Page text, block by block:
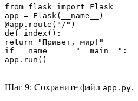
from flask import Flask
app = Flask(__name__)
@app.route("/")
def index():
return "Привет, мир!"
if __name__ == "__main__":
Шаг 9: Сохраните файл app.py.